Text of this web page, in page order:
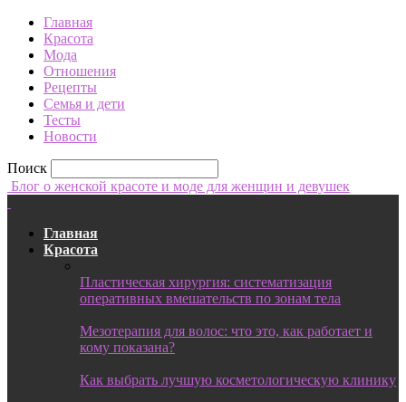
Главная
Красота
Мода
Отношения
Рецепты
Семья и дети
Тесты
Новости
Поиск
Блог о женской красоте и моде для женщин и девушек
Главная
Красота
Пластическая хирургия: систематизация
оперативных вмешательств по зонам тела
Мезотерапия для волос: что это, как работает и
кому показана?
Как выбрать лучшую косметологическую клинику